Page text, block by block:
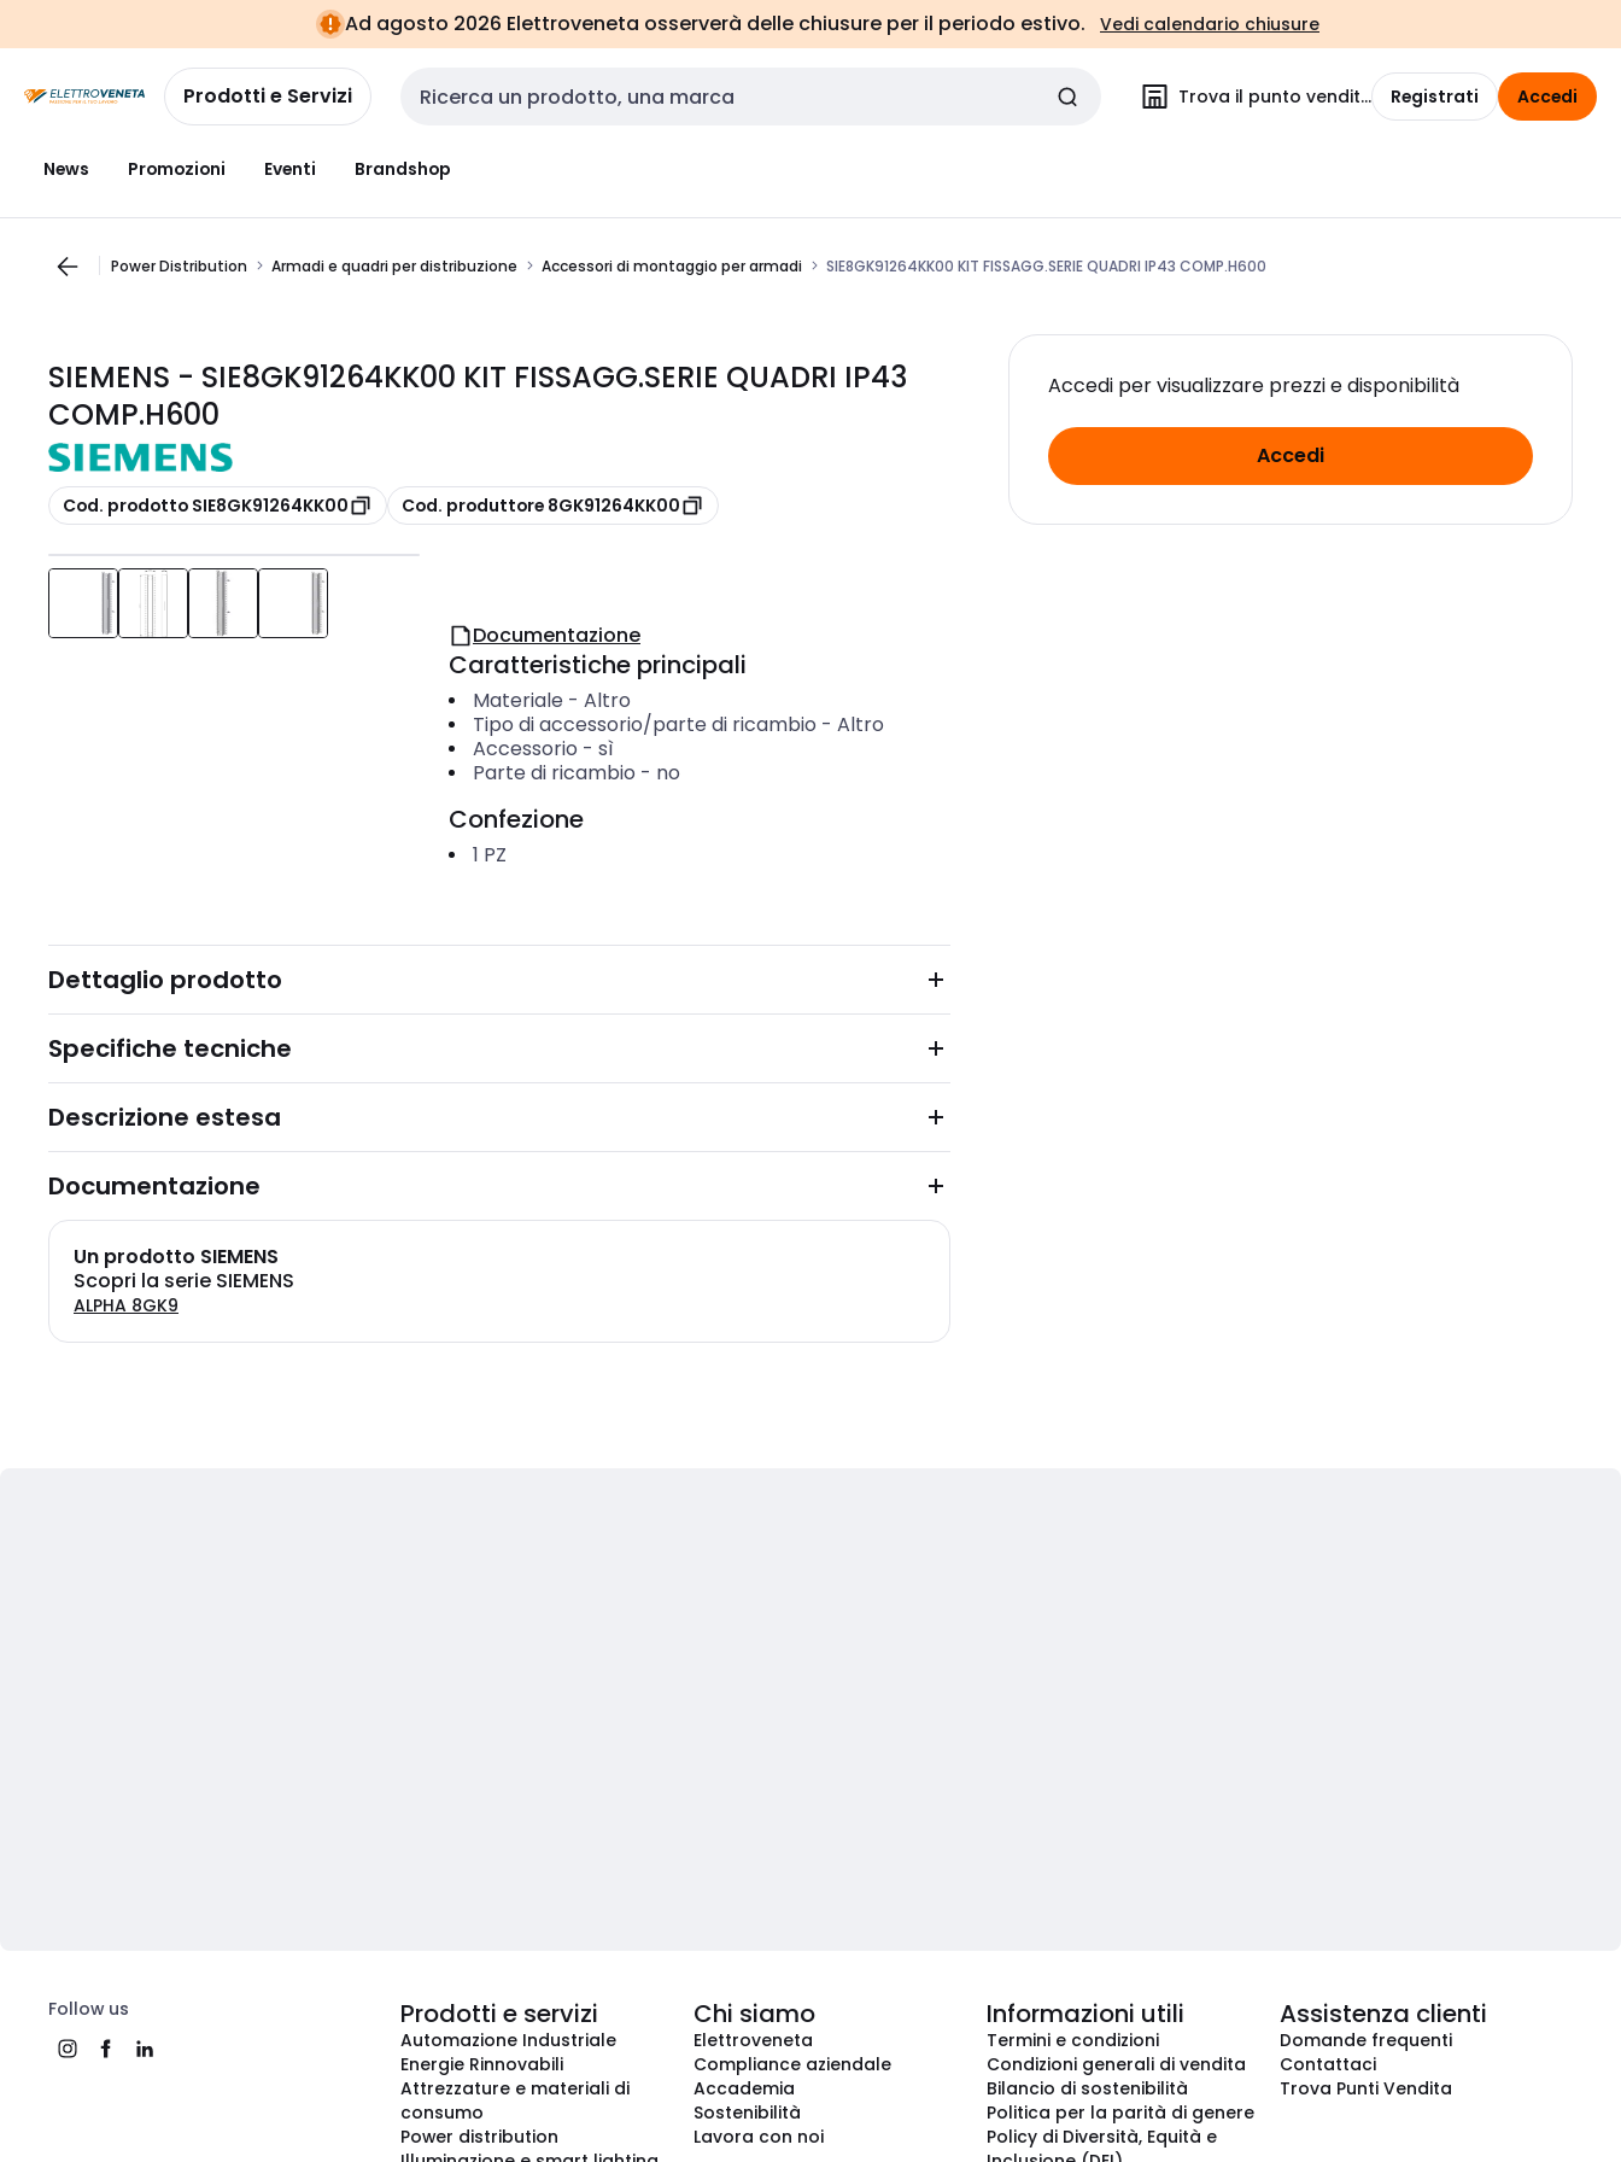
navigazionealla
pagina
Ad agosto 2026 Elettroveneta osserverà delle chiusure per il periodo estivo. Vedi calendario chiusure
Prodotti e Servizi Cerca input Trova il punto vendita Registrati Accedi
News Promozioni Eventi Brandshop
Power Distribution Armadi e quadri per distribuzione Accessori di montaggio per armadi SIE8GK91264KK00 KIT FISSAGG.SERIE QUADRI IP43 COMP.H600
SIEMENS - SIE8GK91264KK00 KIT FISSAGG.SERIE QUADRI IP43
COMP.H600
copia
Cod. prodotto SIE8GK91264KK00 copia
Cod. produttore 8GK91264KK00
Accedi per visualizzare prezzi e disponibilità
Accedi
Documentazione
Caratteristiche principali
Materiale - Altro
Tipo di accessorio/parte di ricambio - Altro
Accessorio - sì
Parte di ricambio - no
Confezione
1 PZ
Dettaglio prodotto
Specifiche tecniche
Descrizione estesa
Documentazione
Un prodotto SIEMENS
Scopri la serie SIEMENS
ALPHA 8GK9
Follow us Prodotti e servizi
Automazione Industriale
Energie Rinnovabili
Attrezzature e materiali di
consumo
Power distribution
Chi siamo
Elettroveneta
Compliance aziendale
Accademia
Sostenibilità
Lavora con noi
Informazioni utili
Termini e condizioni
Condizioni generali di vendita
Bilancio di sostenibilità
Politica per la parità di genere
Policy di Diversità, Equità e
Assistenza clienti
Domande frequenti
Contattaci
Trova Punti Vendita